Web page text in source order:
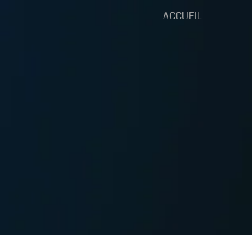
ACCUEIL